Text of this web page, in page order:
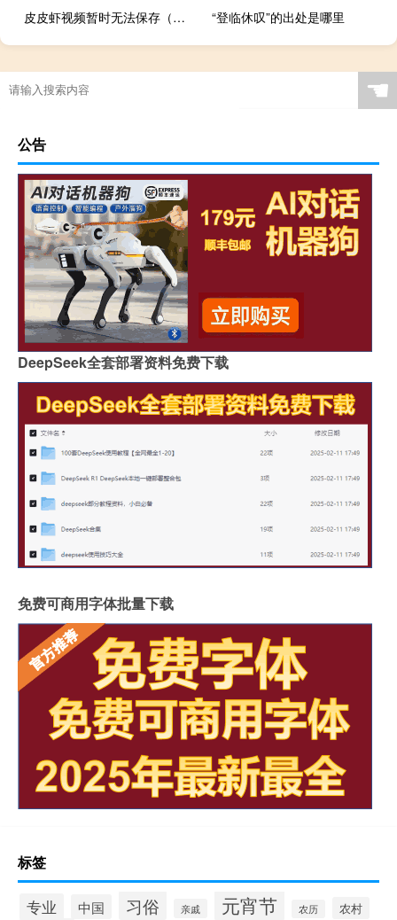
皮皮虾视频暂时无法保存（皮皮虾视频暂时无法保存）
“登临休叹”的出处是哪里
☚
公告
DeepSeek全套部署资料免费下载
免费可商用字体批量下载
标签
专业 中国 习俗 亲戚 元宵节 农历 农村